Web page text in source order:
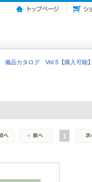
品カタログ Vol.5【購入可能】
1